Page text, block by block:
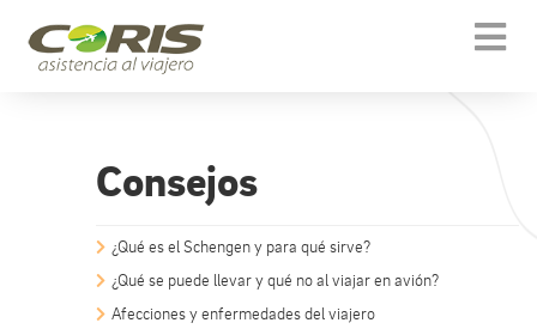
Consejos
¿Qué es el Schengen y para qué sirve?
¿Qué se puede llevar y qué no al viajar en avión?
Afecciones y enfermedades del viajero